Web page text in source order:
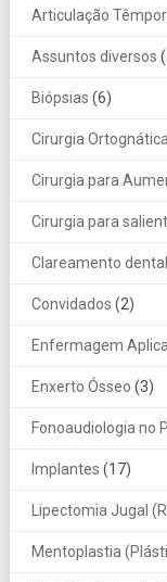
Articulação
Assuntos diversos
Biópsias (6)
Cirurgia Ortognática
Cirurgia para
Cirurgia para
Clareamento dental
Convidados (2)
Enfermagem
Enxerto Ósseo (3)
Fonoaudiologia no
Implantes (17)
Lipectomia Jugal
Mentoplastia